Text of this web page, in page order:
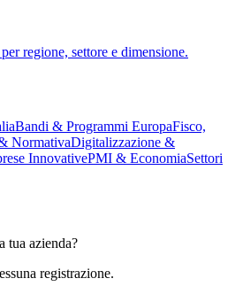
regione, settore e dimensione.
Bandi & Programmi EuropaFisco,
NormativaDigitalizzazione &
InnovativePMI & EconomiaSettori
tua azienda?
registrazione.